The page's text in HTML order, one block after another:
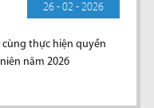
26 - 02 - 2026
thực hiện quyền
năm 2026